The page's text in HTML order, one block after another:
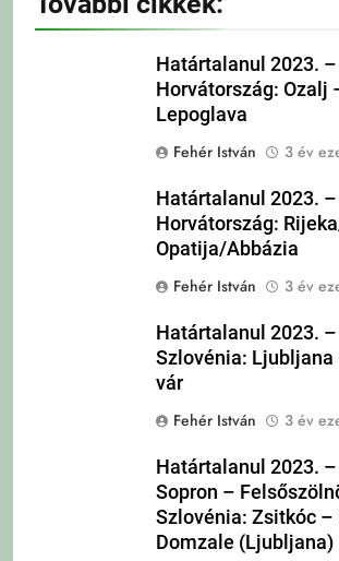
Határtalanul 2023.
Horvátország: Ozalj
Lepoglava
Fehér István
3 év
Határtalanul 2023.
Horvátország:
Opatija/Abbázia
Fehér István
3 év
Határtalanul 2023.
Szlovénia:
vár
Fehér István
3 év
Határtalanul 2023.
Sopron –
Szlovénia: Zsitkóc –
Domzale (Ljubljana)